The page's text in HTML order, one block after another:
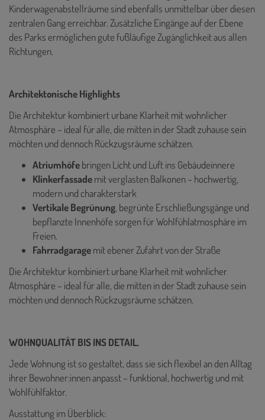
Kinderwagenabstellräume sind ebenfalls unmittelbar über diesen
zentralen Gang erreichbar. Zusätzliche Eingänge auf der Ebene
des Parks ermöglichen gute fußläufige Zugänglichkeit aus allen
Richtungen.
Architektonische Highlights
Die Architektur kombiniert urbane Klarheit mit wohnlicher
Atmosphäre – ideal für alle, die mitten in der Stadt zuhause sein
möchten und dennoch Rückzugsräume schätzen.
Atriumhöfebringen Licht und Luft ins Gebäudeinnere
Klinkerfassademit verglasten Balkonen – hochwertig,
modern und charakterstark
Vertikale Begrünung, begrünte Erschließungsgänge und
bepflanzte Innenhöfe sorgen für Wohlfühlatmosphäre im
Freien.
Fahrradgaragemit ebener Zufahrt von der Straße
Die Architektur kombiniert urbane Klarheit mit wohnlicher
Atmosphäre – ideal für alle, die mitten in der Stadt zuhause sein
möchten und dennoch Rückzugsräume schätzen.
WOHNQUALITÄT BIS INS DETAIL.
Jede Wohnung ist so gestaltet, dass sie sich flexibel an den Alltag
ihrer Bewohner:innen anpasst – funktional, hochwertig und mit
Wohlfühlfaktor.
Ausstattung im Überblick: